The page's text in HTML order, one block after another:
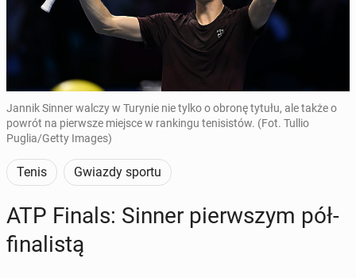
Jannik Sinner walczy w Turynie nie tylko o obronę tytułu, ale także o
powrót na pierwsze miejsce w rankingu tenisistów. (Fot. Tullio
Puglia/Getty Images)
Tenis Gwiazdy sportu
ATP Finals: Sinner pierw­szym pół­
fi­na­li­stą